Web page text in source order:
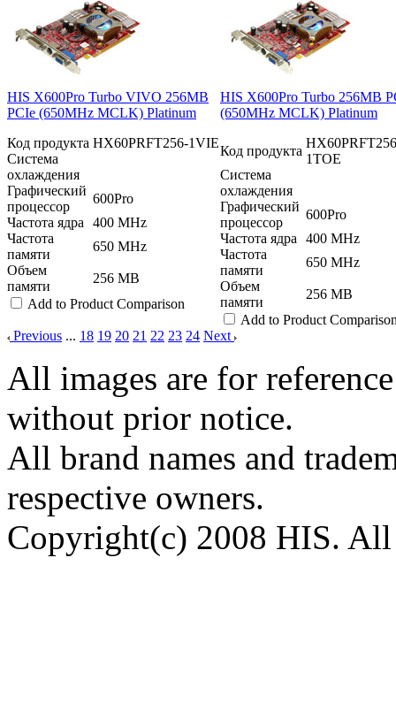
HIS X600Pro Turbo VIVO 256MB
PCIe (650MHz MCLK) Platinum
Код продукта HX60PRFT256-1VIE
Система
охлаждения
Графический
процессор
600Pro
Частота ядра
400 MHz
Частота
памяти
650 MHz
Объем
памяти
256 MB
Add to Product Comparison
HIS X600Pro Turbo 256MB
(650MHz MCLK) Platinum
Код продукта
1TOE
Система
охлаждения
Графический
процессор
600Pro
Частота ядра
400 MHz
Частота
памяти
650 MHz
Объем
памяти
256 MB
Add to Product
Previous ... 18 19 20 21 22 23 24 Next
All images are for
without prior notice.
All brand names and
respective owners.
Copyright(c) 2008 HIS. All